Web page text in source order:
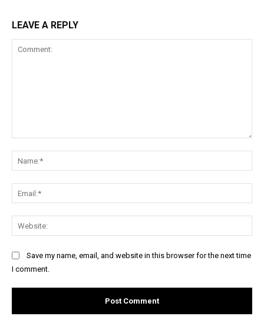
LEAVE A REPLY
Save my name, email, and website in this browser for the next time
I comment.